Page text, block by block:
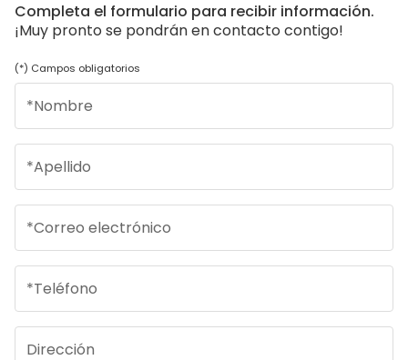
Completa el formulario para recibir información.
¡Muy pronto se pondrán en contacto contigo!
(*) Campos obligatorios